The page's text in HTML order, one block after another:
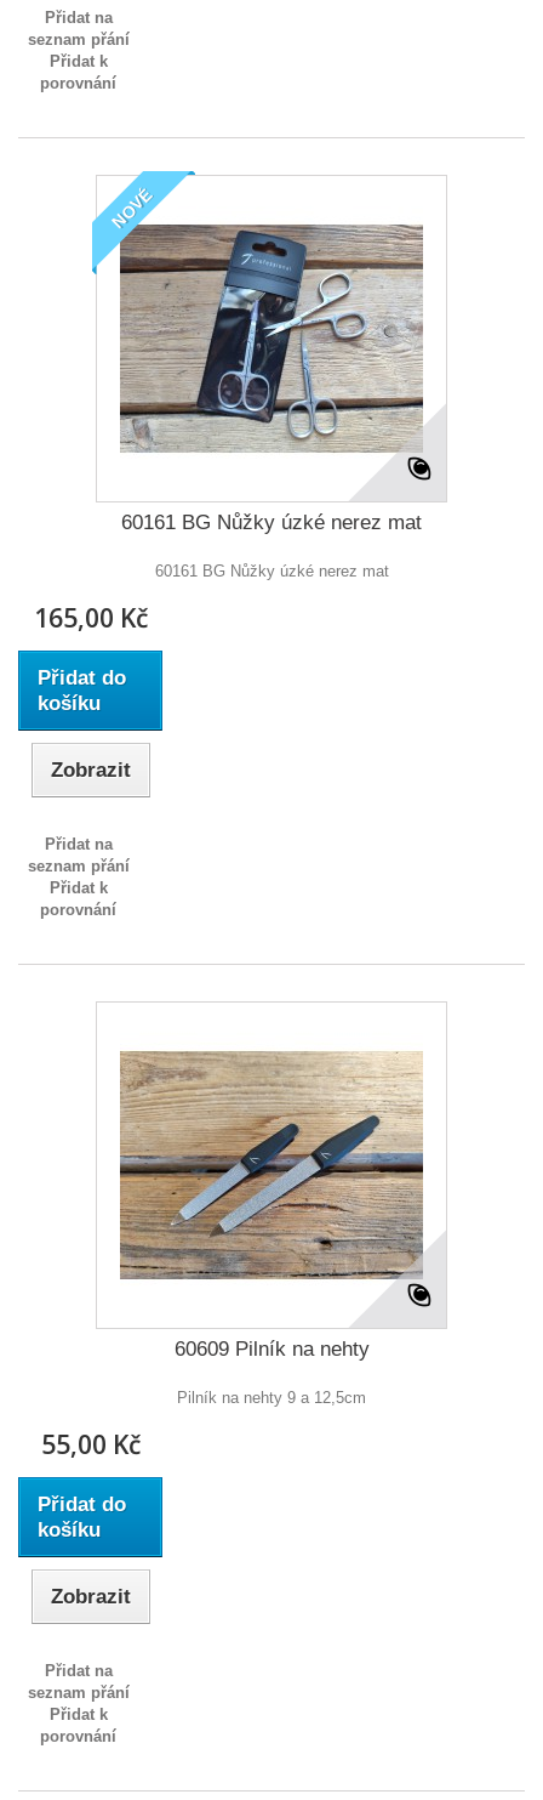
Přidat na
seznam přání
Přidat k
porovnání
NOVÉ
60161 BG Nůžky úzké nerez mat
60161 BG Nůžky úzké nerez mat
165,00 Kč
Přidat do
košíku
Zobrazit
Přidat na
seznam přání
Přidat k
porovnání
60609 Pilník na nehty
Pilník na nehty 9 a 12,5cm
55,00 Kč
Přidat do
košíku
Zobrazit
Přidat na
seznam přání
Přidat k
porovnání